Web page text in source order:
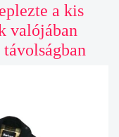
a kis
valójában